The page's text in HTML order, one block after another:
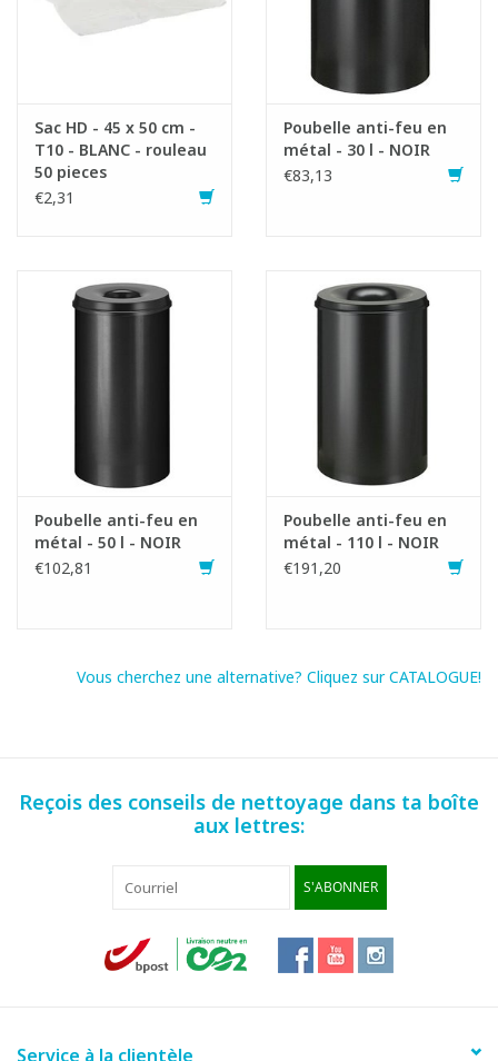
Sac HD - 45 x 50 cm -
T10 - BLANC - rouleau
50 pieces
€2,31
Poubelle anti-feu en
métal - 30 l - NOIR
€83,13
Poubelle anti-feu en
métal - 50 l - NOIR
€102,81
Poubelle anti-feu en
métal - 110 l - NOIR
€191,20
Vous cherchez une alternative? Cliquez sur CATALOGUE!
Reçois des conseils de nettoyage dans ta boîte
aux lettres:
S'ABONNER
Service à la clientèle